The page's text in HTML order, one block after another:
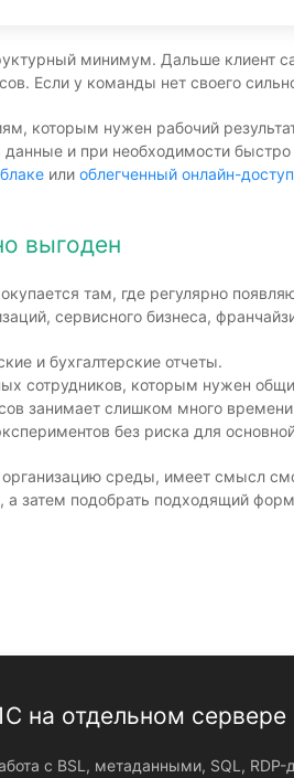
минимум. Дальше клиент
Если у команды нет своего
которым нужен рабочий
данные и при необходимости
или облегченный онлайн-доступ
выгоден
там, где регулярно
сервисного бизнеса,
и бухгалтерские отчеты.
сотрудников, которым нужен
занимает слишком много
без риска для
среды, имеет смысл
, а затем подобрать подходящий
на отдельном сервере
с BSL, метаданными, SQL,